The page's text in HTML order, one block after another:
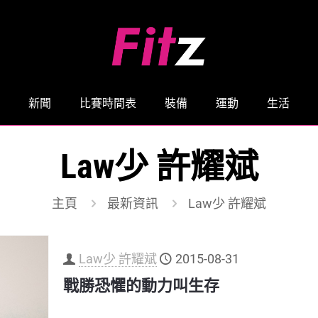
新聞 比賽時間表 裝備 運動 生活
Law少 許耀斌
主頁 最新資訊 Law少 許耀斌
Law少 許耀斌 2015-08-31
戰勝恐懼的動力叫生存